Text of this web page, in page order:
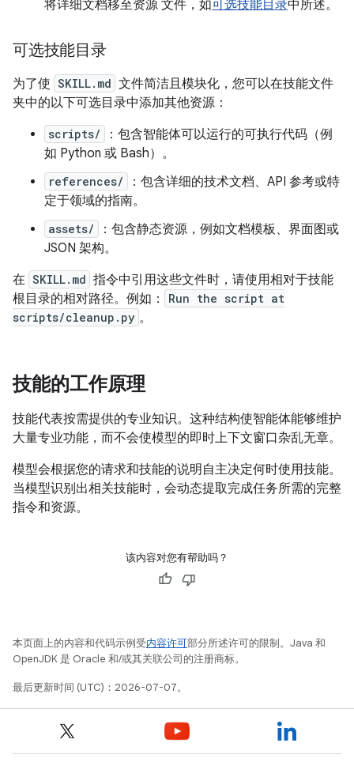
将详细文档移至资源 文件，如可选技能目录中所述。
可选技能目录
为了使 SKILL.md 文件简洁且模块化，您可以在技能文件
夹中的以下可选目录中添加其他资源：
scripts/
：包含智能体可以运行的可执行代码（例
如 Python 或 Bash）。
references/
：包含详细的技术文档、API 参考或特
定于领域的指南。
assets/
：包含静态资源，例如文档模板、界面图或
JSON 架构。
在 SKILL.md 指令中引用这些文件时，请使用相对于技能
根目录的相对路径。例如：
Run the script at
scripts/cleanup.py 。
技能的工作原理
技能代表按需提供的专业知识。这种结构使智能体能够维护
大量专业功能，而不会使模型的即时上下文窗口杂乱无章。
模型会根据您的请求和技能的说明自主决定何时使用技能。
当模型识别出相关技能时，会动态提取完成任务所需的完整
指令和资源。
该内容对您有帮助吗？
本页面上的内容和代码示例受内容许可部分所述许可的限制。Java 和
OpenJDK 是 Oracle 和/或其关联公司的注册商标。
最后更新时间 (UTC)：2026-07-07。